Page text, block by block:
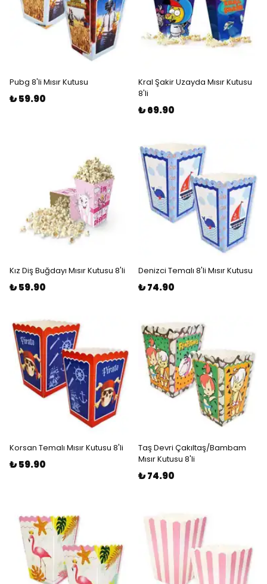
Pubg 8'li Mısır Kutusu
₺ 59.90
Kral Şakir Uzayda Mısır Kutusu
8'li
₺ 69.90
Kız Diş Buğdayı Mısır Kutusu 8'li
₺ 59.90
Denizci Temalı 8'li Mısır Kutusu
₺ 74.90
Korsan Temalı Mısır Kutusu 8'li
₺ 59.90
Taş Devri Çakıltaş/Bambam
Mısır Kutusu 8'li
₺ 74.90